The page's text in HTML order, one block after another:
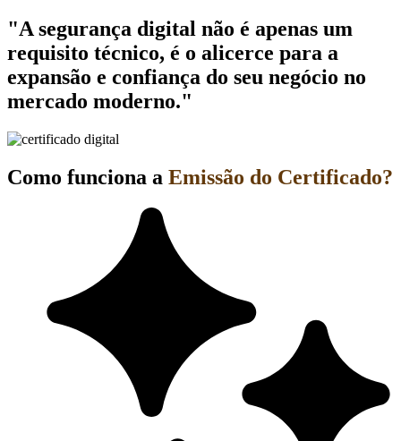
"A segurança digital não é apenas um
requisito técnico, é o alicerce para a
expansão e confiança do seu negócio no
mercado moderno."
Como funciona a Emissão do Certificado?